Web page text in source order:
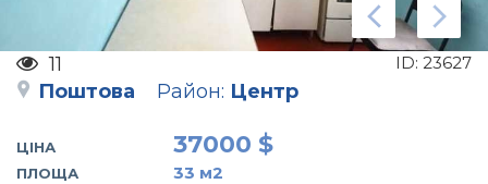
11 ID: 23627
Поштова Район: Центр
ЦІНА 37000 $
ПЛОЩА 33 м2